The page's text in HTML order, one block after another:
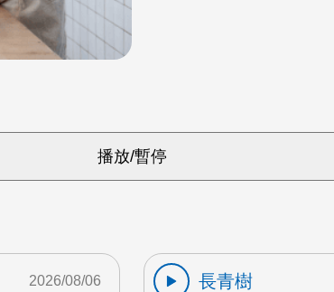
2026/08/06
長青樹